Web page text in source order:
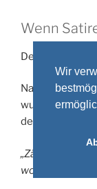
Wenn
Der
Nachdem
wurden, folgt
der Erzähler
„Zähl‘ ich
wohnen.“
Wir